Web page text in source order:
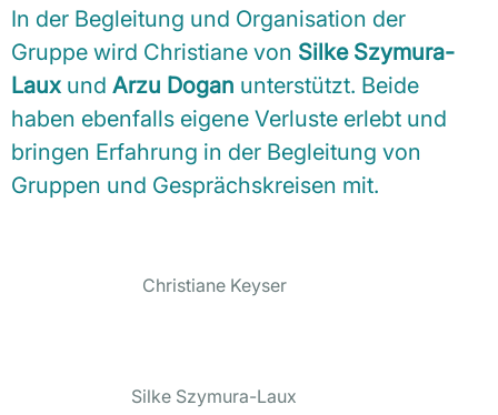
In der Begleitung und Organisation der
Gruppe wird Christiane von Silke Szymura-
Laux und Arzu Dogan unterstützt. Beide
haben ebenfalls eigene Verluste erlebt und
bringen Erfahrung in der Begleitung von
Gruppen und Gesprächskreisen mit.
Christiane Keyser
Silke Szymura-Laux